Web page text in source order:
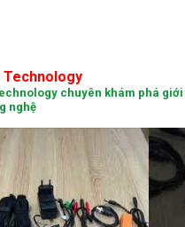
chuyên khám phá
nghệ